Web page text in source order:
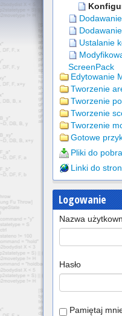
Ustalanie
ScreenPack
Edytowanie
Tworzenie
Tworzenie
Tworzenie
Tworzenie
Gotowe
Pliki do
Linki do stron
Logowanie
Nazwa
Hasło
Pamiętaj